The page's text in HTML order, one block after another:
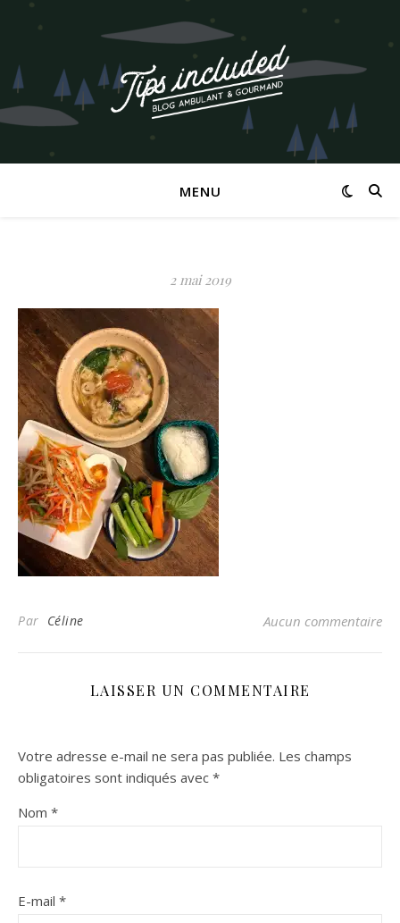
MENU
2 mai 2019
Par Céline Aucun commentaire
LAISSER UN COMMENTAIRE
Votre adresse e-mail ne sera pas publiée. Les champs
obligatoires sont indiqués avec *
Nom *
E-mail *